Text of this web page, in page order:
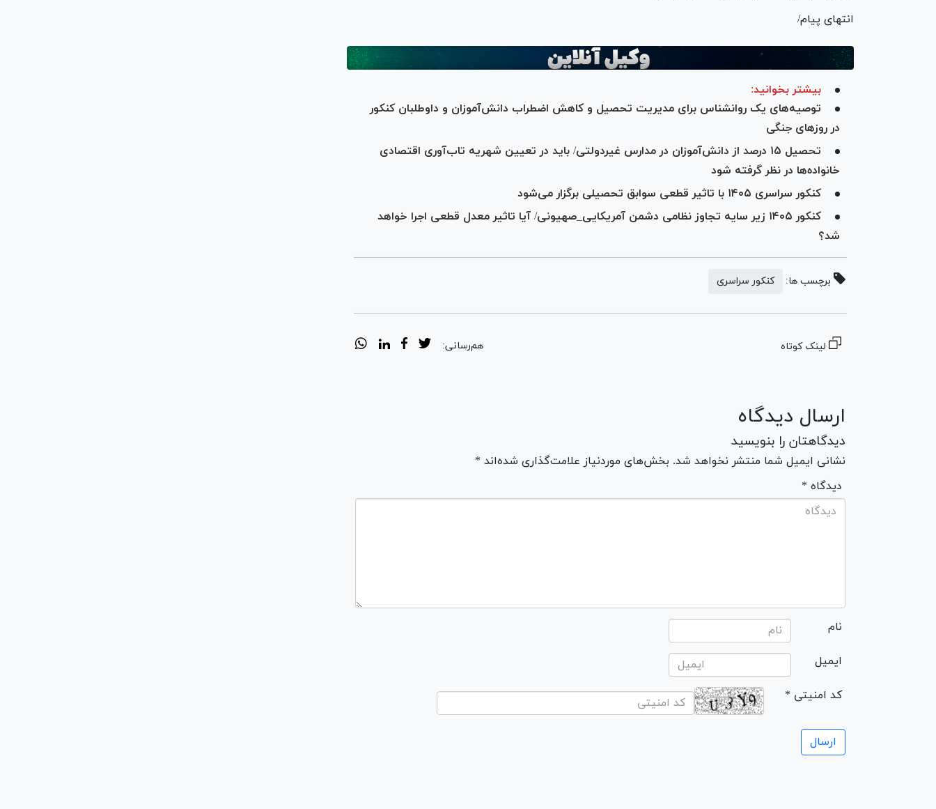
انتهای پیام/
بیشتر بخوانید:
توصیه‌های یک روانشناس برای مدیریت تحصیل و کاهش اضطراب دانش‌آموزان و داوطلبان کنکور
در روزهای جنگی
تحصیل ۱۵ درصد از دانش‌آموزان در مدارس غیردولتی/ باید در تعیین شهریه‌ تاب‌آوری اقتصادی
خانواده‌ها در نظر گرفته شود
کنکور سراسری ۱۴۰۵ با تاثیر قطعی سوابق تحصیلی برگزار می‌شود
کنکور ۱۴۰۵ زیر سایه تجاوز نظامی دشمن آمریکایی_صهیونی/ آیا تاثیر معدل قطعی اجرا خواهد
شد؟
برچسب ها: کنکور سراسری
لینک کوتاه هم‌رسانی:
ارسال دیدگاه
دیدگاهتان را بنویسید
نشانی ایمیل شما منتشر نخواهد شد. بخش‌های موردنیاز علامت‌گذاری شده‌اند *
* دیدگاه
نام
ایمیل
* کد امنیتی